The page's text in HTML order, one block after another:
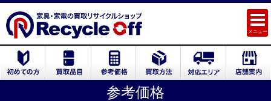
メニュー
参考価格